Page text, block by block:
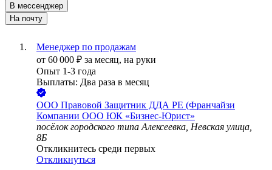
В мессенджер
На почту
Менеджер по продажам
от 60 000 ₽ за месяц, на руки
Опыт 1-3 года
Выплаты: Два раза в месяц
ООО Правовой Защитник ДДА РЕ (Франчайзи
Компании ООО ЮК «Бизнес-Юрист»
посёлок городского типа Алексеевка, Невская улица,
8Б
Откликнитесь среди первых
Откликнуться